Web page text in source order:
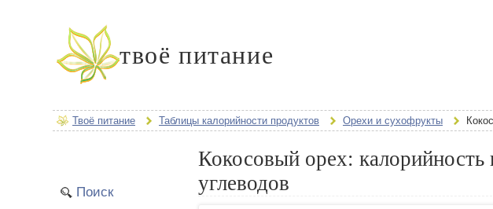
твоё питание
Твоё питание Таблицы калорийности продуктов Орехи и сухофрукты
Поиск
Кокосовый орех:
углеводов